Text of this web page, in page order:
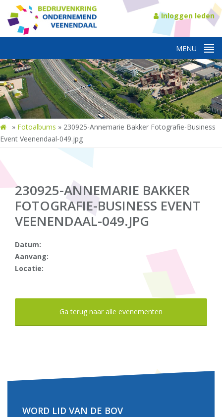
Inloggen leden
» Fotoalbums » 230925-Annemarie Bakker Fotografie-Business
Event Veenendaal-049.jpg
230925-ANNEMARIE BAKKER
FOTOGRAFIE-BUSINESS EVENT
VEENENDAAL-049.JPG
Datum:
Aanvang:
Locatie:
Ga terug naar alle evenementen
WORD LID VAN DE BOV